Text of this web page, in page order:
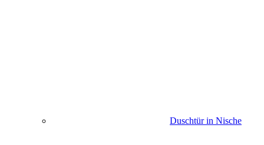
Duschtür in Nische